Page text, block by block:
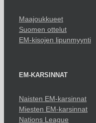
Maajoukkueet
Suomen ottelut
EM-kisojen lipunmyynti
EM-KARSINNAT
Naisten EM-karsinnat
Miesten EM-karsinnat
Nations League